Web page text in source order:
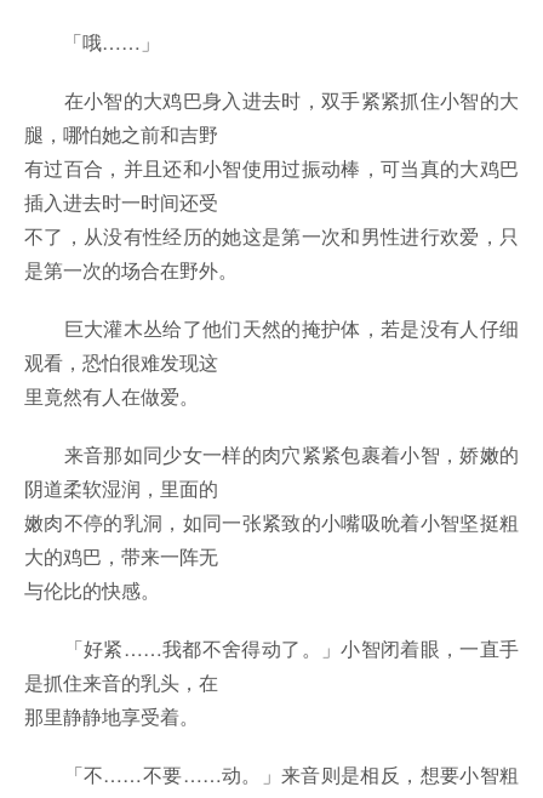
「哦……」
在小智的大鸡巴身入进去时，双手紧紧抓住小智的大
腿，哪怕她之前和吉野
有过百合，并且还和小智使用过振动棒，可当真的大鸡巴
插入进去时一时间还受
不了，从没有性经历的她这是第一次和男性进行欢爱，只
是第一次的场合在野外。
巨大灌木丛给了他们天然的掩护体，若是没有人仔细
观看，恐怕很难发现这
里竟然有人在做爱。
来音那如同少女一样的肉穴紧紧包裹着小智，娇嫩的
阴道柔软湿润，里面的
嫩肉不停的乳洞，如同一张紧致的小嘴吸吮着小智坚挺粗
大的鸡巴，带来一阵无
与伦比的快感。
「好紧……我都不舍得动了。」小智闭着眼，一直手
是抓住来音的乳头，在
那里静静地享受着。
「不……不要……动。」来音则是相反，想要小智粗